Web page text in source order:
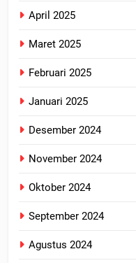
April 2025
Maret 2025
Februari 2025
Januari 2025
Desember 2024
November 2024
Oktober 2024
September 2024
Agustus 2024